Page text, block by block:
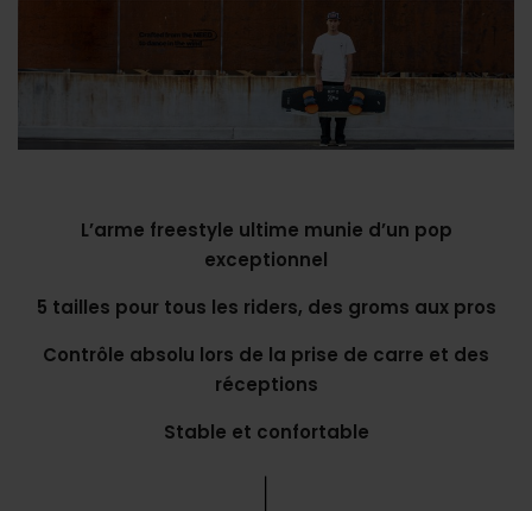
L’arme freestyle ultime munie d’un pop
exceptionnel
5 tailles pour tous les riders, des groms aux pros
Contrôle absolu lors de la prise de carre et des
réceptions
Stable et confortable